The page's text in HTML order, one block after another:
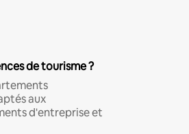
de tourisme ?
aux
d'entreprise et